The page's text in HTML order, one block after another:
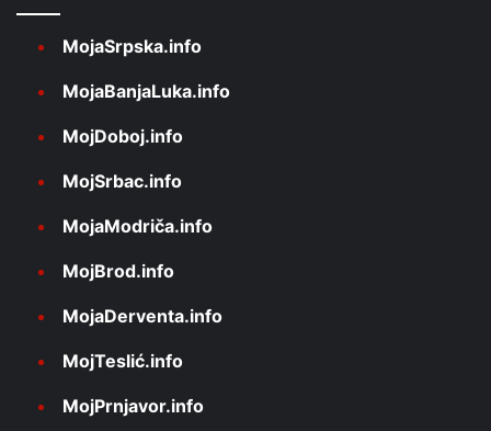
MojaSrpska.info
MojaBanjaLuka.info
MojDoboj.info
MojSrbac.info
MojaModriča.info
MojBrod.info
MojaDerventa.info
MojTeslić.info
MojPrnjavor.info